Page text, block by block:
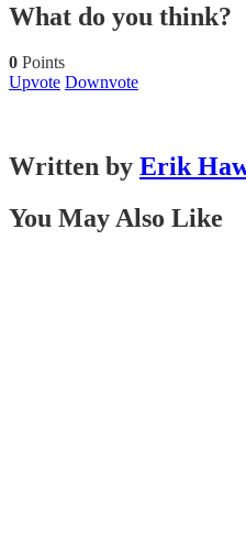
What do you think?
0 Points
Upvote Downvote
Written by Erik
You May Also Like